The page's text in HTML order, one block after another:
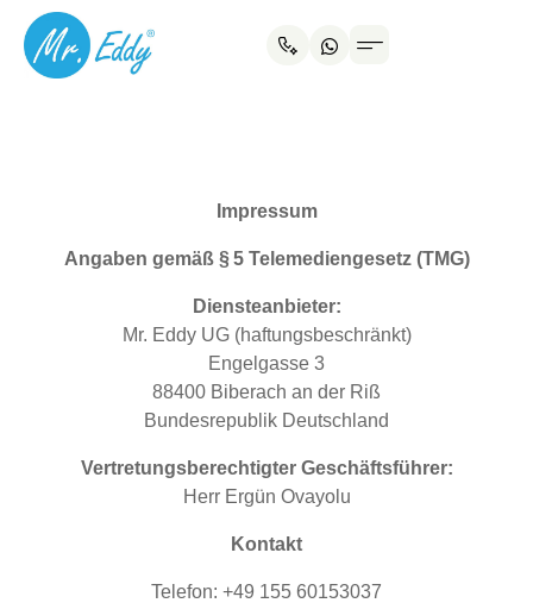
Impressum
Angaben gemäß § 5 Telemediengesetz (TMG)
Diensteanbieter:
Mr. Eddy UG (haftungsbeschränkt)
Engelgasse 3
88400 Biberach an der Riß
Bundesrepublik Deutschland
Vertretungsberechtigter Geschäftsführer:
Herr Ergün Ovayolu
Kontakt
Telefon: +49 155 60153037